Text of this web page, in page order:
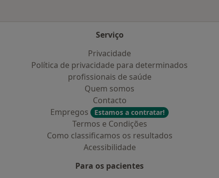
Serviço
Privacidade
Política de privacidade para determinados
profissionais de saúde
Quem somos
Contacto
Empregos
Estamos a contratar!
Termos e Condições
Como classificamos os resultados
Acessibilidade
Para os pacientes